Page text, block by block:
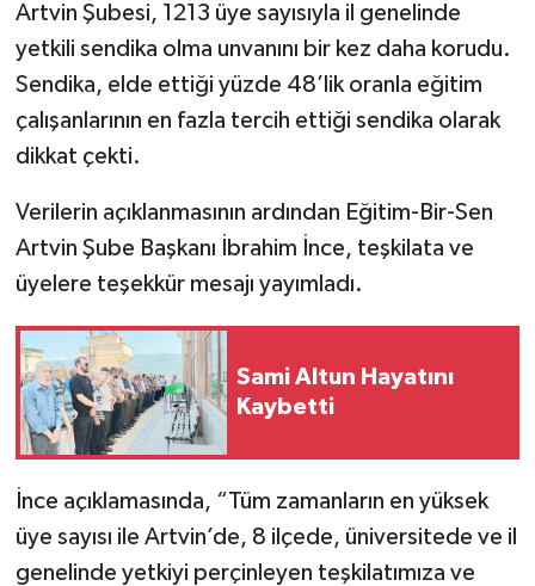
Artvin Şubesi, 1213 üye sayısıyla il genelinde
yetkili sendika olma unvanını bir kez daha korudu.
Sendika, elde ettiği yüzde 48’lik oranla eğitim
çalışanlarının en fazla tercih ettiği sendika olarak
dikkat çekti.
Verilerin açıklanmasının ardından Eğitim-Bir-Sen
Artvin Şube Başkanı İbrahim İnce, teşkilata ve
üyelere teşekkür mesajı yayımladı.
Sami Altun Hayatını
Kaybetti
İnce açıklamasında, “Tüm zamanların en yüksek
üye sayısı ile Artvin’de, 8 ilçede, üniversitede ve il
genelinde yetkiyi perçinleyen teşkilatımıza ve